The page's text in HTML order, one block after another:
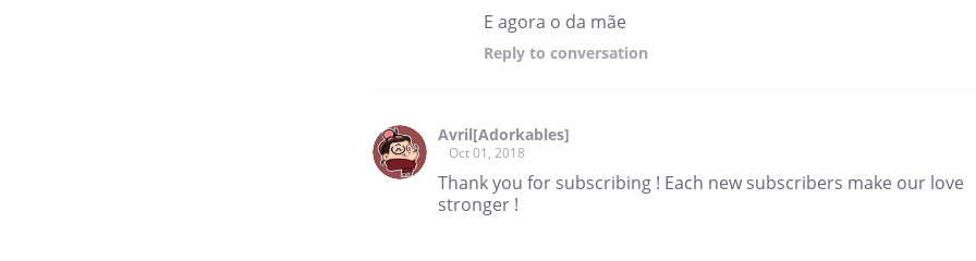
E agora o da mãe
Reply to conversation
Avril[Adorkables]
Oct 01, 2018
Thank you for subscribing ! Each new subscribers make our love
stronger !